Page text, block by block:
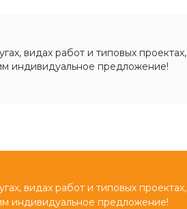
видах работ и типовых проектах,
индивидуальное предложение!
видах работ и типовых проектах,
индивидуальное предложение!